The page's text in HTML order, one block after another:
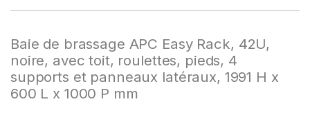
Baie de brassage APC Easy Rack, 42U,
noire, avec toit, roulettes, pieds, 4
supports et panneaux latéraux, 1991 H x
600 L x 1000 P mm